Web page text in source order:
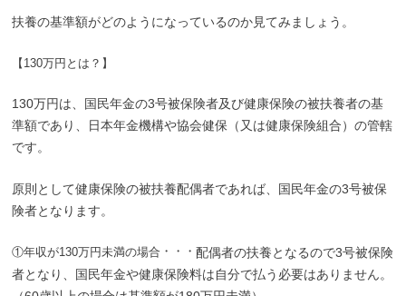
扶養の基準額がどのようになっているのか見てみましょう。
【130万円とは？】
130万円は、国民年金の3号被保険者及び健康保険の被扶養者の基
準額であり、日本年金機構や協会健保（又は健康保険組合）の管轄
です。
原則として健康保険の被扶養配偶者であれば、国民年金の3号被保
険者となります。
①年収が130万円未満の場合 ・・・ 配偶者の扶養となるので3号被保険
者となり、国民年金や健康保険料は自分で払う必要はありません。